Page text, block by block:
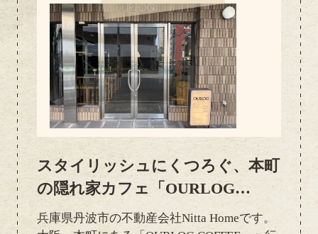
スタイリッシュにくつろぐ、本町
の隠れ家カフェ「OURLOG
COFFEE」
兵庫県丹波市の不動産会社Nitta Homeです。